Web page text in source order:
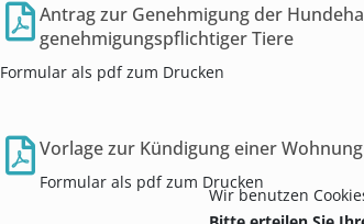
Antrag zur Genehmigung der
genehmigungspflichtiger Tiere
Formular als pdf zum Drucken
Vorlage zur Kündigung einer Wohnung
Formular als pdf zum Drucken
Wir benutzen